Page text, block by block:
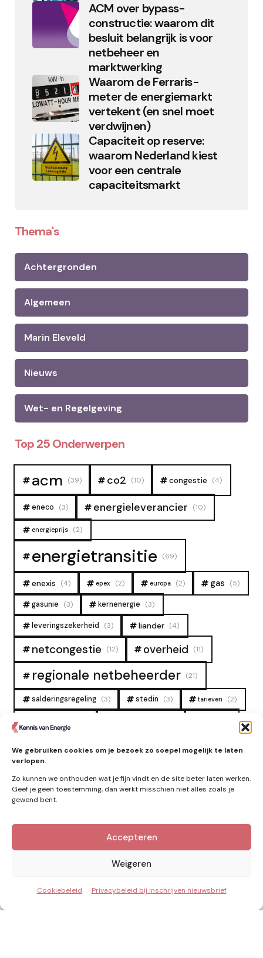
We gebruiken cookies om je bezoek zo soepel mogelijk te laten
verlopen.
Zo kunnen we onthouden wat je fijn vindt en de site beter laten werken.
Geef je geen toestemming, dan werkt misschien niet alles zoals je
gewend bent.
Accepteren
Weigeren
Cookiebeleid Privacybeleid bij inschrijven nieuwsbrief
ACM over bypass-
constructie: waarom dit
besluit belangrijk is voor
netbeheer en
marktwerking
Waarom de Ferraris-
meter de energiemarkt
vertekent (en snel moet
verdwijnen)
Capaciteit op reserve:
waarom Nederland kiest
voor een centrale
capaciteitsmarkt
Thema's
Achtergronden
Algemeen
Marin Eleveld
Nieuws
Wet- en Regelgeving
Top 25 Onderwerpen
acm (39) co2 (10) congestie (4)
eneco (3) energieleverancier (10)
energieprijs (2)
energietransitie (69)
enexis (4) epex (2) europa (2) gas (5)
gasunie (3) kernenergie (3)
leveringszekerheid (3) liander (4)
netcongestie (12) overheid (11)
regionale netbeheerder (21)
salderingsregeling (3) stedin (3) tarieven (2)
tennet
zonne-energie (9)
Kennis van Energie in je mailbox?
Abonner op nieuwe artikelen.